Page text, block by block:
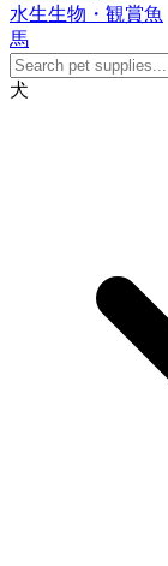
水生生物・観賞魚
馬
犬